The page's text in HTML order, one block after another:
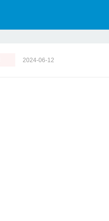
2024-06-12